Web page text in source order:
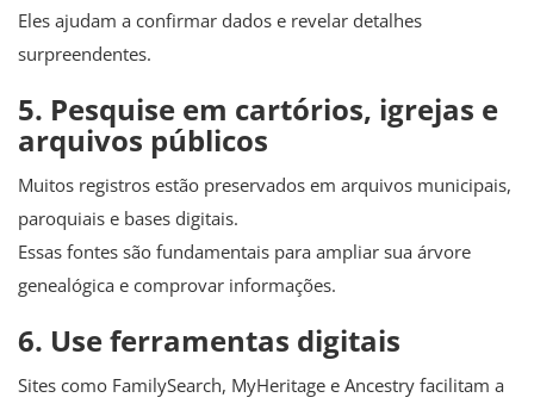
Eles ajudam a confirmar dados e revelar detalhes
surpreendentes.
5. Pesquise em cartórios, igrejas e
arquivos públicos
Muitos registros estão preservados em arquivos municipais,
paroquiais e bases digitais.
Essas fontes são fundamentais para ampliar sua árvore
genealógica e comprovar informações.
6. Use ferramentas digitais
Sites como FamilySearch, MyHeritage e Ancestry facilitam a